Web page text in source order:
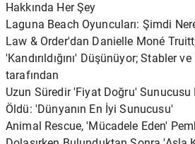
Hakkında Her Şey
Laguna Beach Oyuncuları: Şimdi
Law & Order'dan Danielle Moné
'Kandırıldığını' Düşünüyor; Stabler
tarafından
Uzun Süredir 'Fiyat Doğru' Sunucusu
Öldü: 'Dünyanın En İyi Sunucusu'
Animal Rescue, 'Mücadele Eden'